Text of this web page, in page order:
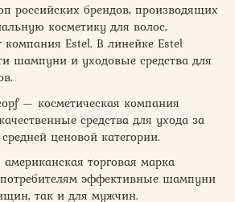
российских брендов, производящих
косметику для волос,
компания Estel. В линейке Estel
шампуни и уходовые средства для
— косметическая компания
средства для ухода за
ценовой категории.
торговая марка
потребителям эффективные шампуни
так и для мужчин.